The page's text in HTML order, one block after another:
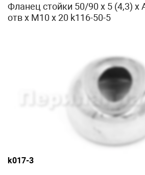
Фланец стойки 50/90 х 5 (4,3) х
отв х М10 х 20 k116-50-5
k017-3